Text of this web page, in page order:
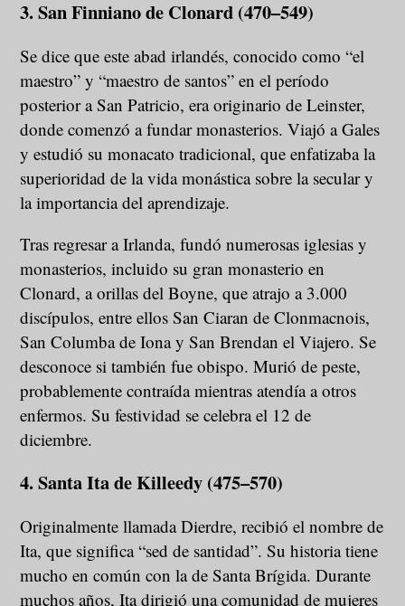
3. San Finniano de Clonard (470–549)
Se dice que este abad irlandés, conocido como “el
maestro” y “maestro de santos” en el período
posterior a San Patricio, era originario de Leinster,
donde comenzó a fundar monasterios. Viajó a Gales
y estudió su monacato tradicional, que enfatizaba la
superioridad de la vida monástica sobre la secular y
la importancia del aprendizaje.
Tras regresar a Irlanda, fundó numerosas iglesias y
monasterios, incluido su gran monasterio en
Clonard, a orillas del Boyne, que atrajo a 3.000
discípulos, entre ellos San Ciaran de Clonmacnois,
San Columba de Iona y San Brendan el Viajero. Se
desconoce si también fue obispo. Murió de peste,
probablemente contraída mientras atendía a otros
enfermos. Su festividad se celebra el 12 de
diciembre.
4. Santa Ita de Killeedy (475–570)
Originalmente llamada Dierdre, recibió el nombre de
Ita, que significa “sed de santidad”. Su historia tiene
mucho en común con la de Santa Brígida. Durante
muchos años, Ita dirigió una comunidad de mujeres